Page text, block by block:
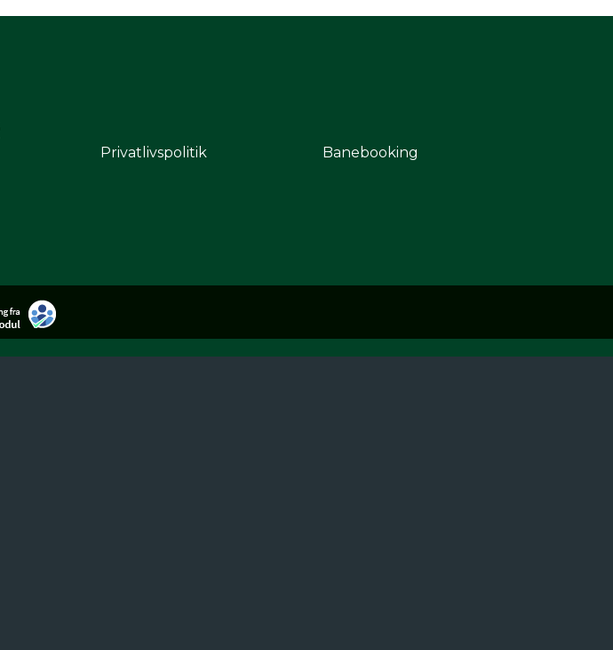
Privatlivspolitik Banebooking